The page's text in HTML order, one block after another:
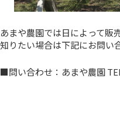
あまや農園では日によって販
知りたい場合は下記にお問い
■問い合わせ：あまや農園